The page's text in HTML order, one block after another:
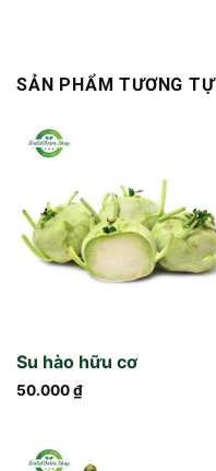
SẢN PHẨM TƯƠNG TỰ
Su hào hữu cơ
50.000₫